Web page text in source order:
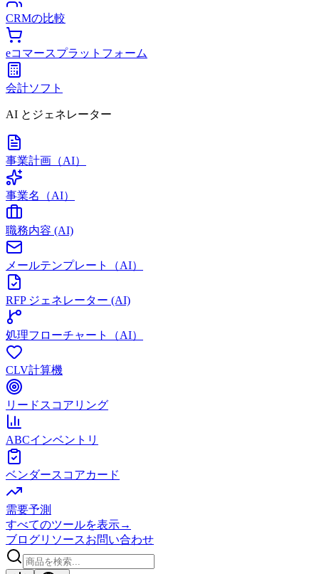
CRMの比較
eコマースプラットフォーム
会計ソフト
AI とジェネレーター
事業計画（AI）
事業名（AI）
職務内容 (AI)
メールテンプレート（AI）
RFP ジェネレーター (AI)
処理フローチャート（AI）
CLV計算機
リードスコアリング
ABCインベントリ
ベンダースコアカード
需要予測
すべてのツールを表示→
ブログリソースお問い合わせ